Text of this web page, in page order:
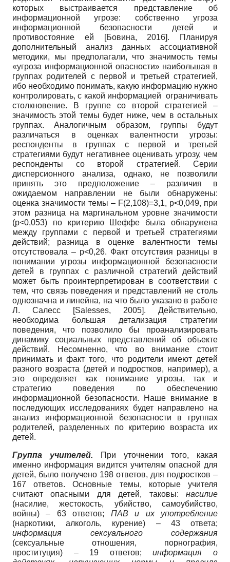
которых выстраивается представление об
информационной угрозе: собственно угроза
информационной безопасности детей и
противостояние ей
[Бовина, 2016]. Планируя
дополнительный анализ данных ассоциативной
методики, мы предполагали, что значимость темы
«угроза информационной опасности» наибольшая в
группах родителей с первой и третьей стратегией,
ибо необходимо понимать, какую информацию нужно
контролировать, с какой информацией ограничивать
столкновение. В группе со второй стратегией –
значимость этой темы будет ниже, чем в остальных
группах. Аналогичным образом, группы будут
различаться в оценках валентности угрозы:
респонденты в группах с первой и третьей
стратегиями будут негативнее оценивать угрозу, чем
респонденты со второй стратегией. Серии
дисперсионного анализа, однако, не позволили
принять это предположение – различия в
ожидаемом направлении не были обнаружены:
оценка значимости темы – F(2,108)=3,1, p<0,049, при
этом разница на маргинальном уровне значимости
(p<0,053) по критерию Шеффе была обнаружена
между группами с первой и третьей стратегиями
действий; разница в оценке валентности темы
отсутствовала – p<0,26. Факт отсутствия разницы в
понимании угрозы информационной безопасности
детей в группах с различной стратегий действий
может быть проинтерпретирован в соответствии с
тем, что связь поведения и представлений не столь
однозначна и линейна, на что было указано в работе
Л. Салесс
[Salesses, 2005]. Действительно,
необходима большая детализация стратегии
поведения, что позволило бы проанализировать
динамику социальных представлений об объекте
действий. Несомненно, что во внимание стоит
принимать и факт того, что родители имеют детей
разного возраста (детей и подростков, например), а
это определяет как понимание угрозы, так и
стратегию поведения по обеспечению
информационной безопасности. Наше внимание в
последующих исследованиях будет направлено на
анализ информационной безопасности в группах
родителей, разделенных по критерию возраста их
детей.
Группа учителей. При уточнении того, какая
именно информация видится учителям опасной для
детей, было получено 198 ответов, для подростков –
167 ответов. Основные темы, которые учителя
считают опасными для детей, таковы: насилие
(насилие, жестокость, убийство, самоубийство,
войны) – 63 ответов; ПАВ и их употребление
(наркотики, алкоголь, курение) – 43 ответа;
информация сексуального содержания
(сексуальные отношения, порнография,
проституция) – 19 ответов;информация о